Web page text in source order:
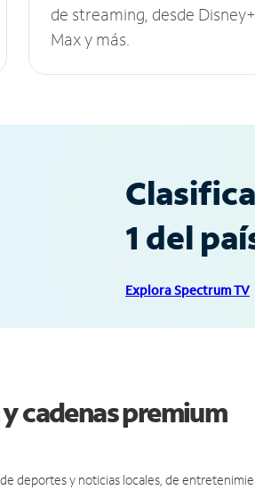
de streaming, desde
Max y más.
1 del
Explora Spectrum TV
cadenas premium
deportes y noticias locales, de